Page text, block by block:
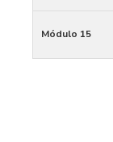
Módulo 15